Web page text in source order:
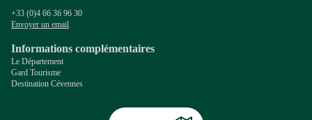
+33 (0)4 66 36 96 30
Envoyer un email
Informations complémentaires
Le Département
Gard Tourisme
Destination Cévennes